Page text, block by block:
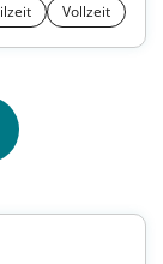
Vollzeit